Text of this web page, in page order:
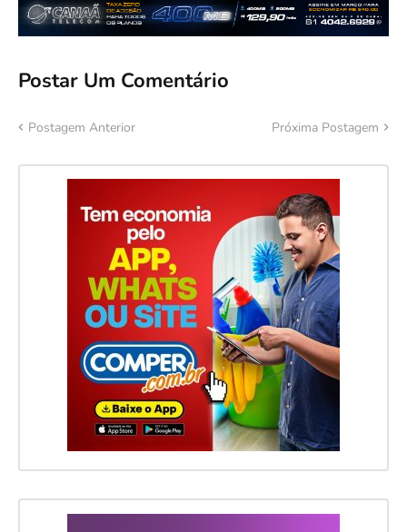
Postar Um Comentário
Postagem Anterior Próxima Postagem